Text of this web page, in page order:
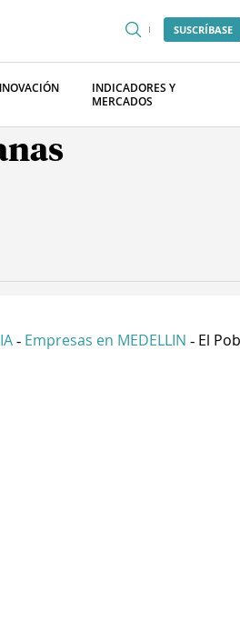
SUSCRÍBASE
INDICADORES Y
MERCADOS
- Empresas en MEDELLIN - El